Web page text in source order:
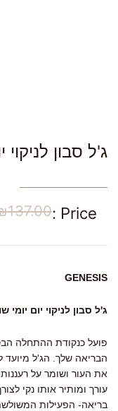
ג'ל סבון
Price :
137.00
GENESIS
ג'ל סבון לניקוי יום
פועל כנקודת ההתחלה
הבריאה שלך. הג'ל מיועד
את העור ושומר על
עורך ומותיר אותו נקי
בריאה- הפעילות